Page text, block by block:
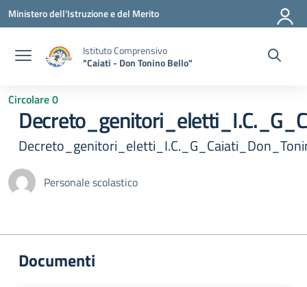
Vai ai contenuti
Vai al menu di navigazione
Vai al footer
Ministero dell'Istruzione e del Merito
Istituto Comprensivo
"Caiati - Don Tonino Bello"
Circolare 0
Personale scolastico
Documenti